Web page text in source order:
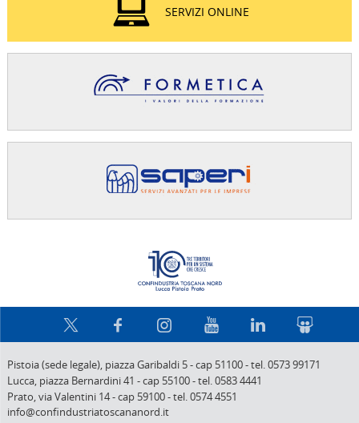
SERVIZI ONLINE
Pistoia (sede legale), piazza Garibaldi 5-cap 51100-tel. 0573 99171
Lucca, piazza Bernardini 41 -cap 55100-tel. 0583 4441
Prato,via Valentini 14-cap 59100-tel. 0574 4551
info@confindustriatoscananord.it